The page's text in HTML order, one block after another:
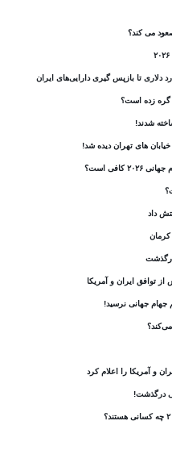
می کند؟
گره زده است؟
شدند!
های تهران دیده شد!
است؟
داد
توافق ایران و آمریکا
و آمریکا را اعلام کرد